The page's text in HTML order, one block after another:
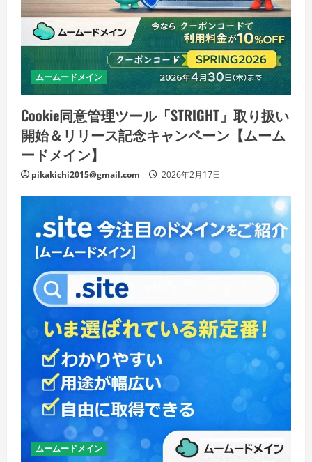
ムームードメイン
Cookie同意管理ツール「STRIGHT」取り扱い
開始＆リリース記念キャンペーン【ムーム
ードメイン】
pikakichi2015@gmail.com 2026年2月17日
ムームードメイン